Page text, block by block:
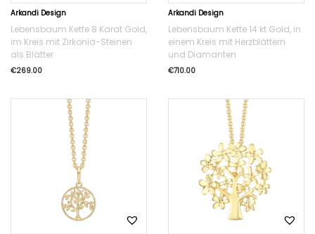
Arkandi Design
Lebensbaum Kette 8 Karat Gold,
im Kreis mit Zirkonia-Steinen
als Blätter
€269.00
Arkandi Design
Lebensbaum Kette 14 kt Gold, in
einem Kreis mit Herzblättern
und Diamanten
€710.00